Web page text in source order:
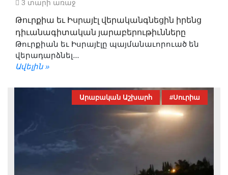
3 տարի առաջ
Թուրքիա եւ Իսրայէլ վերականգնեցին իրենց
դիւանագիտական յարաբերութիւնները
Թուրքիան եւ Իսրայէլը պայմանաւորուած են
վերադարձնել...
Ավելին »
Արաբական Աշխարհ #Սուրիա